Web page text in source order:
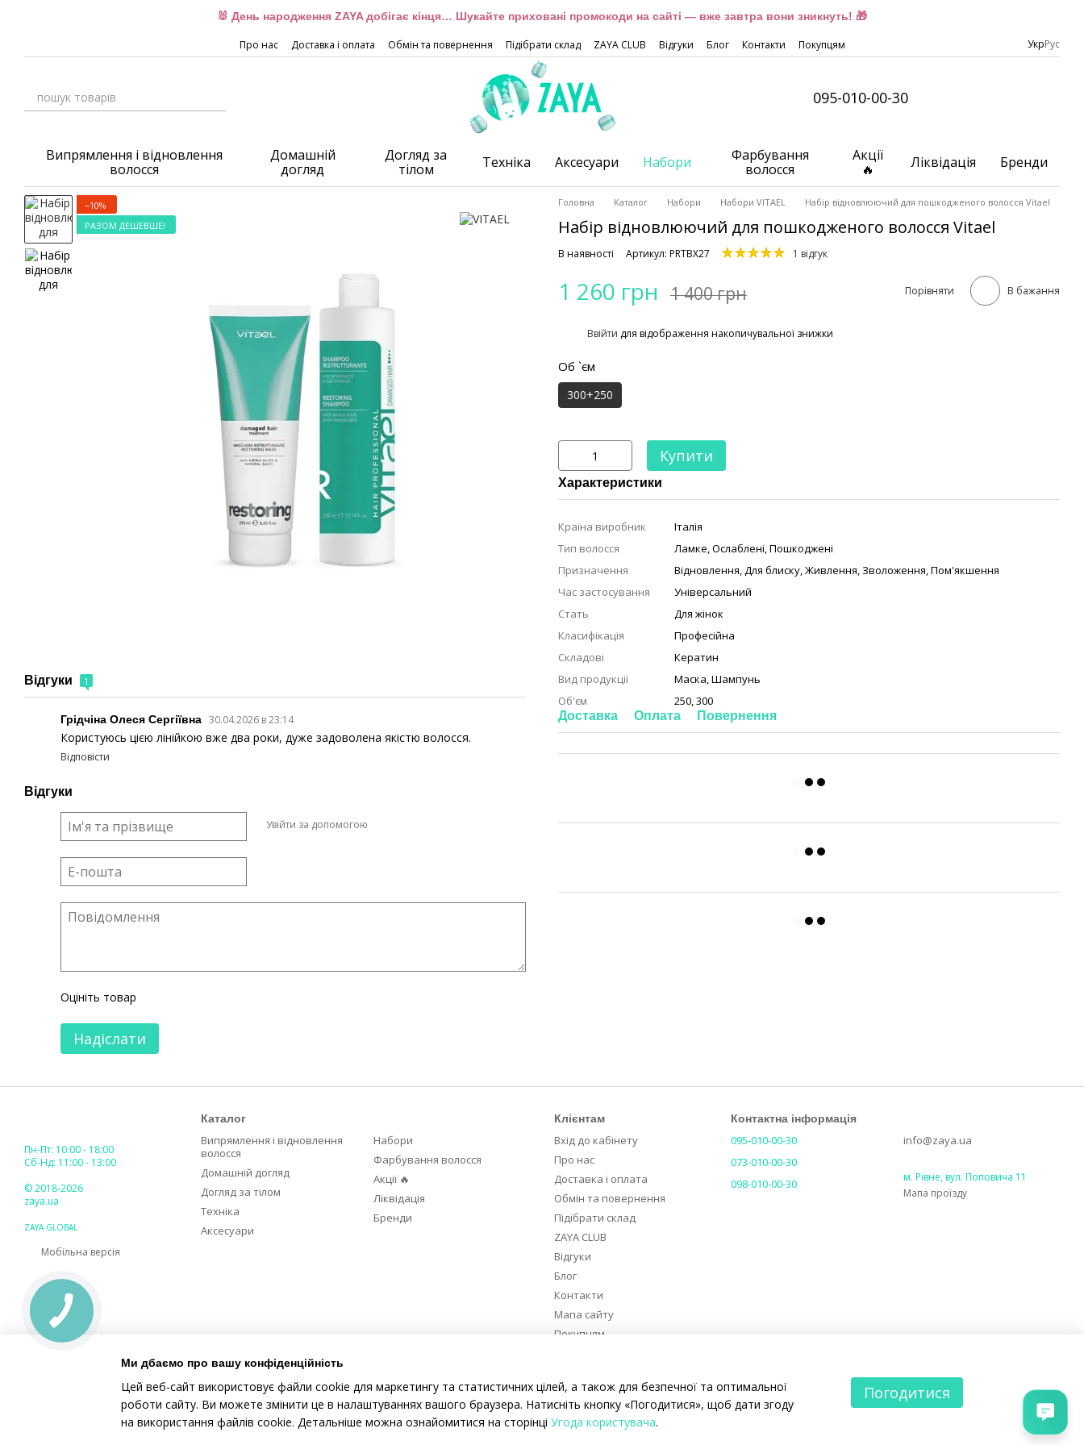
🐰 День народження ZAYA добігає кінця… Шукайте приховані промокоди на сайті — вже завтра вони зникнуть! 🎁
Про нас Доставка і оплата Обмін та повернення Підібрати склад ZAYA CLUB Відгуки Блог Контакти Покупцям УкрРус
095-010-00-30
Випрямлення і відновлення
волосся
Домашній
догляд
Догляд за
тілом
Техніка Аксесуари Набори
Фарбування
волосся
Акції
🔥
Ліквідація Бренди
−10%
РАЗОМ ДЕШЕВШЕ!
Відгуки 1
Грідчіна Олеся Сергіївна 30.04.2026 в 23:14
Користуюсь цією лінійкою вже два роки, дуже задоволена якістю волосся.
Відповісти
Відгуки
Увійти за допомогою
Оцініть товар
Надіслати
Головна Каталог Набори Набори VITAEL Набір відновлюючий для пошкодженого волосся Vitael
Набір відновлюючий для пошкодженого волосся Vitael
В наявності Артикул: PRTBX27 1 відгук
1 260 грн 1 400 грн Порівняти В бажання
Ввійти для відображення накопичувальної знижки
Об `єм
300+250
Купити
Характеристики
Країна виробник
Італія
Тип волосся
Ламке, Ослаблені, Пошкоджені
Призначення
Відновлення, Для блиску, Живлення, Зволоження, Пом'якшення
Час застосування
Універсальний
Стать
Для жінок
Класифікація
Професійна
Складові
Кератин
Вид продукції
Маска, Шампунь
Об'єм
250, 300
Доставка Оплата Повернення
Пн-Пт: 10:00 - 18:00
Сб-Нд: 11:00 - 13:00
© 2018-2026
zaya.ua
ZAYA GLOBAL
Мобільна версія
Каталог
Випрямлення і відновлення
волосся
Домашній догляд
Догляд за тілом
Техніка
Аксесуари
Набори
Фарбування волосся
Акції 🔥
Ліквідація
Бренди
Клієнтам
Вхід до кабінету
Про нас
Доставка і оплата
Обмін та повернення
Підібрати склад
ZAYA CLUB
Відгуки
Блог
Контакти
Мапа сайту
Покупцям
Контактна інформація
095-010-00-30
073-010-00-30
098-010-00-30
info@zaya.ua
м. Рівне, вул. Поповича 11
Мапа проїзду
Ми дбаємо про вашу конфіденційність
Цей веб-сайт використовує файли cookie для маркетингу та статистичних цілей, а також для безпечної та оптимальної
роботи сайту. Ви можете змінити це в налаштуваннях вашого браузера. Натисніть кнопку «Погодитися», щоб дати згоду
на використання файлів cookie. Детальніше можна ознайомитися на сторінці Угода користувача.
Погодитися